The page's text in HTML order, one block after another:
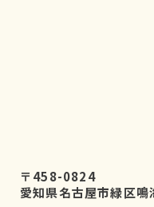
〒458-0824
愛知県名古屋市緑区